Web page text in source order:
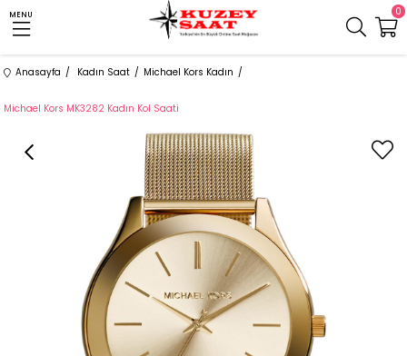
MENU 0
Anasayfa Kadın Saat Michael Kors Kadın
Michael Kors MK3282 Kadın Kol Saati